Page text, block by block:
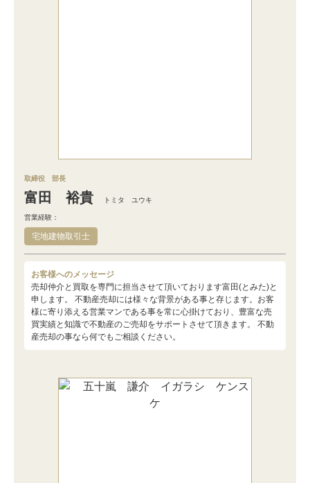
取締役 部長
富田 裕貴 トミタ ユウキ
営業経験：
宅地建物取引士
お客様へのメッセージ
売却仲介と買取を専門に担当させて頂いております富田(とみた)と
申します。 不動産売却には様々な背景がある事と存じます。お客
様に寄り添える営業マンである事を常に心掛けており、豊富な売
買実績と知識で不動産のご売却をサポートさせて頂きます。 不動
産売却の事なら何でもご相談ください。